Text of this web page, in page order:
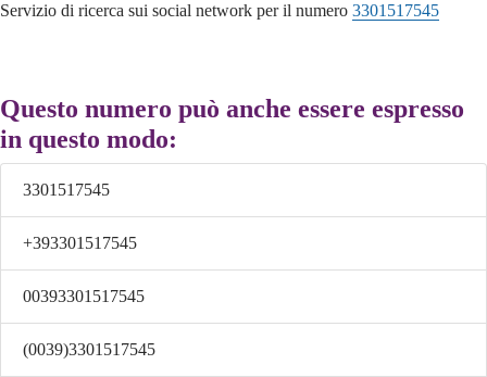
Servizio di ricerca sui social network per il numero 3301517545
Questo numero può anche essere espresso
in questo modo:
3301517545
+393301517545
00393301517545
(0039)3301517545